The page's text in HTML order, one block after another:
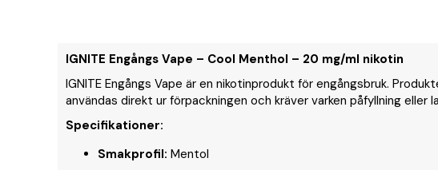
IGNITE Engångs Vape – Cool Menthol – 20 mg/ml nikotin
IGNITE Engångs Vape är en nikotinprodukt för engångsbruk.
användas direkt ur förpackningen och kräver varken påfyllning eller
Specifikationer:
Smakprofil: Mentol